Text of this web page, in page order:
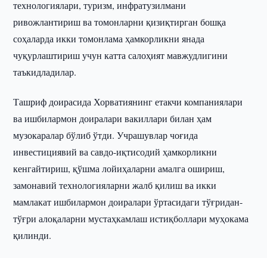
технологиялари, туризм, инфратузилмани
ривожлантириш ва томонларни қизиқтирган бошқа
соҳаларда икки томонлама ҳамкорликни янада
чуқурлаштириш учун катта салоҳият мавжудлигини
таъкидладилар.
Ташриф доирасида Хорватиянинг етакчи компаниялари
ва ишбилармон доиралари вакиллари билан ҳам
музокаралар бўлиб ўтди. Учрашувлар чоғида
инвестициявий ва савдо-иқтисодий ҳамкорликни
кенгайтириш, қўшма лойиҳаларни амалга ошириш,
замонавий технологияларни жалб қилиш ва икки
мамлакат ишбилармон доиралари ўртасидаги тўғридан-
тўғри алоқаларни мустаҳкамлаш истиқболлари муҳокама
қилинди.